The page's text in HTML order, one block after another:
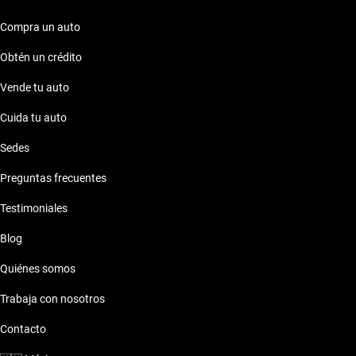
Compra un auto
Obtén un crédito
Vende tu auto
Cuida tu auto
Sedes
Preguntas frecuentes
Testimoniales
Blog
Quiénes somos
Trabaja con nosotros
Contacto